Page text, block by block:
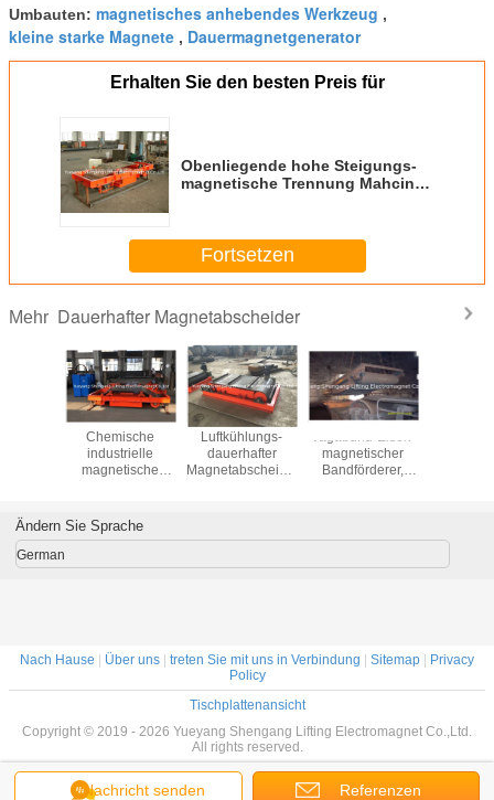
Umbauten: magnetisches anhebendes Werkzeug ,
kleine starke Magnete , Dauermagnetgenerator
Erhalten Sie den besten Preis für
Obenliegende hohe Steigungs-
magnetische Trennung Mahcine
Fortsetzen
Mehr Dauerhafter Magnetabscheider
Chemische
industrielle
magnetische
Leichtgewichtler-
harte
Luftkühlungs-
dauerhafter
Magnetabscheider,
magnetischer
Bandförderer,
Nachricht senden Referenzen
Ändern Sie Sprache
German
Nach Hause | Über uns | treten Sie mit uns in Verbindung | Sitemap | Privacy
Policy
Tischplattenansicht
Copyright © 2019 - 2026 Yueyang Shengang Lifting Electromagnet Co.,Ltd.
All rights reserved.